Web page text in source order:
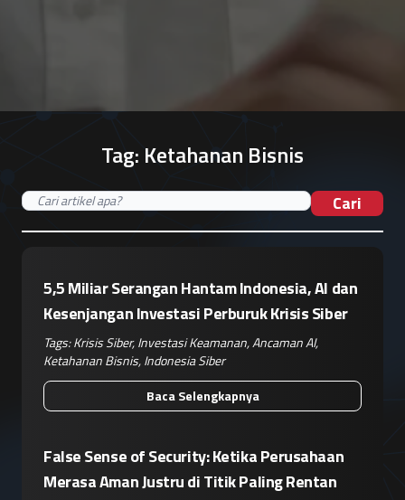
Tag: Ketahanan Bisnis
Cari
5,5 Miliar Serangan Hantam Indonesia, AI dan
Kesenjangan Investasi Perburuk Krisis Siber
Tags:Krisis Siber,Investasi Keamanan,Ancaman AI,
Ketahanan Bisnis,Indonesia Siber
Baca Selengkapnya
False Sense of Security: Ketika Perusahaan
Merasa Aman Justru di Titik Paling Rentan